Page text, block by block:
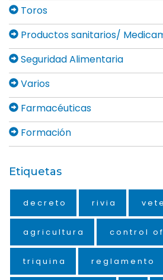
Toros
Productos sanitarios/
Seguridad Alimentaria
Varios
Farmacéuticas
Formación
Etiquetas
decreto rivia
agricultura control
triquina reglamento